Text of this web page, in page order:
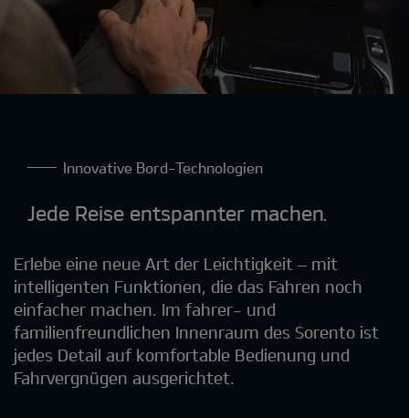
Innovative Bord-Technologien
Jede Reise entspannter machen.
Erlebe eine neue Art der Leichtigkeit – mit
intelligenten Funktionen, die das Fahren noch
einfacher machen. Im fahrer- und
familienfreundlichen Innenraum des Sorento ist
jedes Detail auf komfortable Bedienung und
Fahrvergnügen ausgerichtet.